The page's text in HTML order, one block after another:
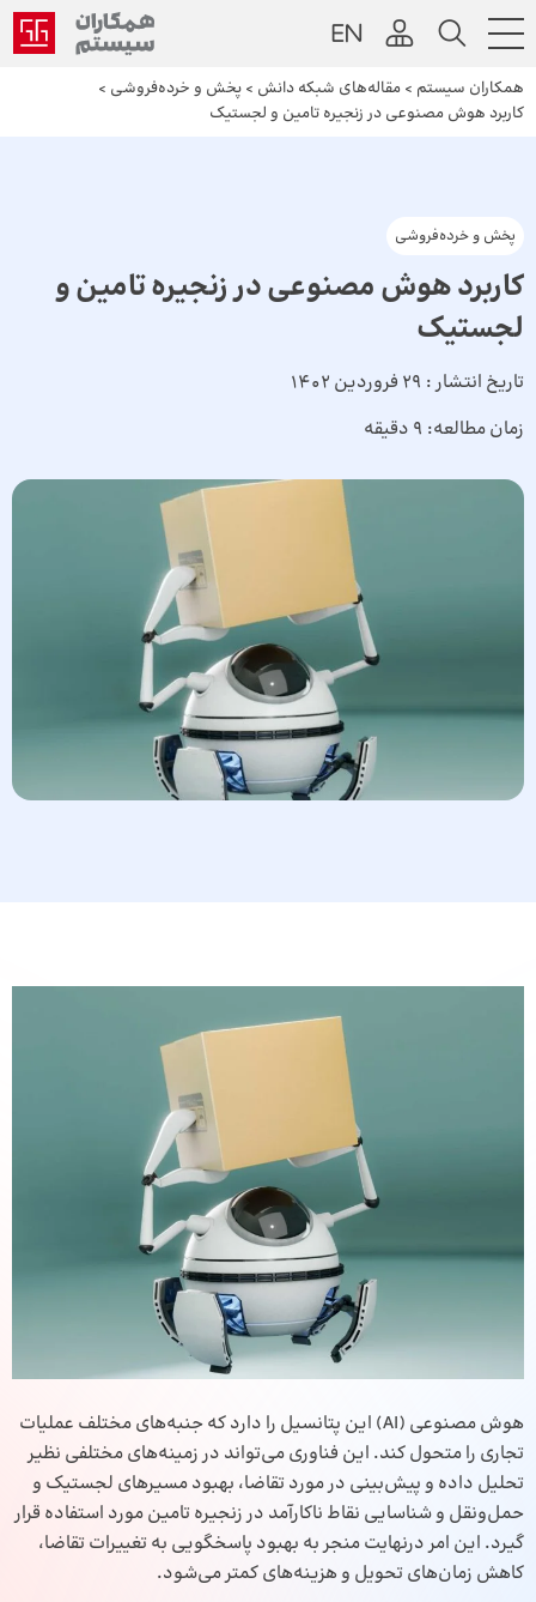
همکاران سیستم > مقاله‌های شبکه دانش > پخش و خرده‌فروشی >
کاربرد هوش مصنوعی در زنجیره تامین و لجستیک
پخش و خرده‌فروشی
کاربرد هوش مصنوعی در زنجیره تامین و
لجستیک
تاریخ انتشار : 29 فروردین 1402
زمان مطالعه: 9 دقیقه
هوش مصنوعی (AI) این پتانسیل را دارد که جنبه‌های مختلف عملیات
تجاری را متحول کند. این فناوری می‌تواند در زمینه‌های مختلفی نظیر
تحلیل داده و پیش‌بینی در مورد تقاضا، بهبود مسیرهای لجستیک و
حمل‌ونقل و شناسایی نقاط ناکارآمد در زنجیره تامین مورد استفاده قرار
گیرد. این امر درنهایت منجر به بهبود پاسخگویی به تغییرات تقاضا،
کاهش زمان‌های تحویل و هزینه‌های کمتر می‌شود.